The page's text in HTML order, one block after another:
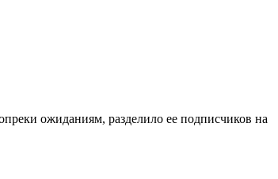
ожиданиям, разделило ее подписчиков на